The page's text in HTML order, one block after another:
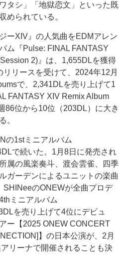
タシ」「地獄恋文」といった既
められている。
ーXIV』の人気曲をEDMアレン
ム『Pulse: FINAL FANTASY
2)』は、1,655DLを獲得
リリースを受けて、2024年12月
で、2,341DLを売り上げて1
FANTASY XIV Remix Album
86位から10位（203DL）に大き
。
の1stミニアルバム
で続いた。1月8日に発売され
属の風楽奏斗、渡会雲雀、四季
ガーデンによるユニットの楽曲
SHINeeのONEWが全曲プロデ
ミニアルバム
を売り上げて4位にデビュ
ー【2025 ONEW CONCERT
】の日本公演が、2月
リーナで開催されることも決